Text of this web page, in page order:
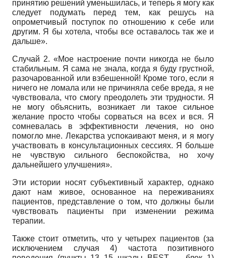
принятию решений уменьшилась, и теперь я могу как
следует подумать перед тем, как решусь на
опрометчивый поступок по отношению к себе или
другим. Я бы хотела, чтобы все оставалось так же и
дальше».
Случай 2. «Мое настроение почти никогда не было
стабильным. Я сама не знала, когда я буду грустной,
разочарованной или взбешенной! Кроме того, если я
ничего не ломала или не причиняла себе вреда, я не
чувствовала, что смогу преодолеть эти трудности. Я
не могу объяснить, возникает ли такое сильное
желание просто чтобы сорваться на всех и вся. Я
сомневалась в эффективности лечения, но оно
помогло мне. Лекарства успокаивают меня, и я могу
участвовать в консультационных сессиях. Я больше
не чувствую сильного беспокойства, но хочу
дальнейшего улучшения».
Эти истории носят субъективный характер, однако
дают нам живое, основанное на переживаниях
пациентов, представление о том, что должны были
чувствовать пациенты при изменении режима
терапии.
Также стоит отметить, что у четырех пациентов (за
исключением случая 4) частота позитивного